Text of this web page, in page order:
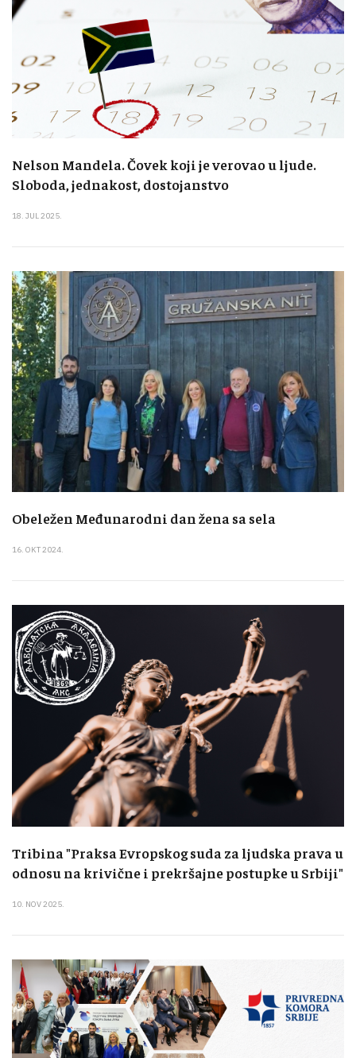
Nelson Mandela. Čovek koji je verovao u ljude.
Sloboda, jednakost, dostojanstvo
18. JUL 2025.
Obeležen Međunarodni dan žena sa sela
16. OKT 2024.
Tribina "Praksa Evropskog suda za ljudska prava u
odnosu na krivične i prekršajne postupke u Srbiji"
10. NOV 2025.